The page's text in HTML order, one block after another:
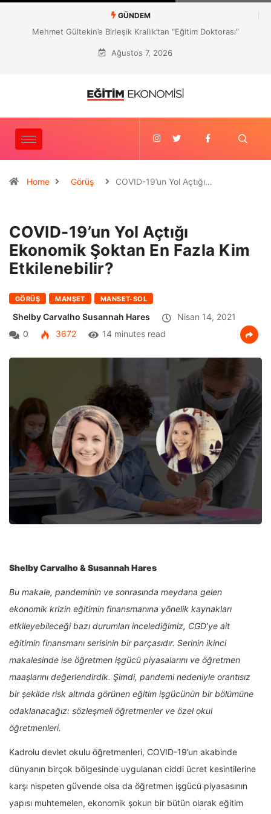
GÜNDEM
Mehmet Gültekin’e Birleşik Krallık’tan “Eğitim Doktorası”
Ağustos 7, 2026
Home Görüş COVID-19’un Yol Açtığı…
COVID-19’un Yol Açtığı
Ekonomik Şoktan En Fazla Kim
Etkilenebilir?
GÖRÜŞ MANŞET MANSET-SOL
Shelby Carvalho Susannah Hares
Nisan 14, 2021
0
3672 14 minutes read
Shelby Carvalho & Susannah Hares
Bu makale, pandeminin ve sonrasında meydana gelen
ekonomik krizin eğitimin finansmanına yönelik kaynakları
etkileyebileceği bazı durumları incelediğimiz, CGD’ye ait
eğitimin finansmanı serisinin bir parçasıdır. Serinin ikinci
makalesinde ise öğretmen işgücü piyasalarını ve öğretmen
maaşlarını değerlendirdik. Şimdi, pandemi nedeniyle orantısız
bir şekilde risk altında görünen eğitim işgücünün bir bölümüne
odaklanacağız: sözleşmeli öğretmenler ve özel okul
öğretmenleri.
Kadrolu devlet okulu öğretmenleri, COVID-19’un akabinde
dünyanın birçok bölgesinde uygulanan ciddi ücret kesintilerine
karşı nispeten güvende olsa da öğretmen işgücü piyasasının
yapısı muhtemelen, ekonomik şokun bir bütün olarak eğitim